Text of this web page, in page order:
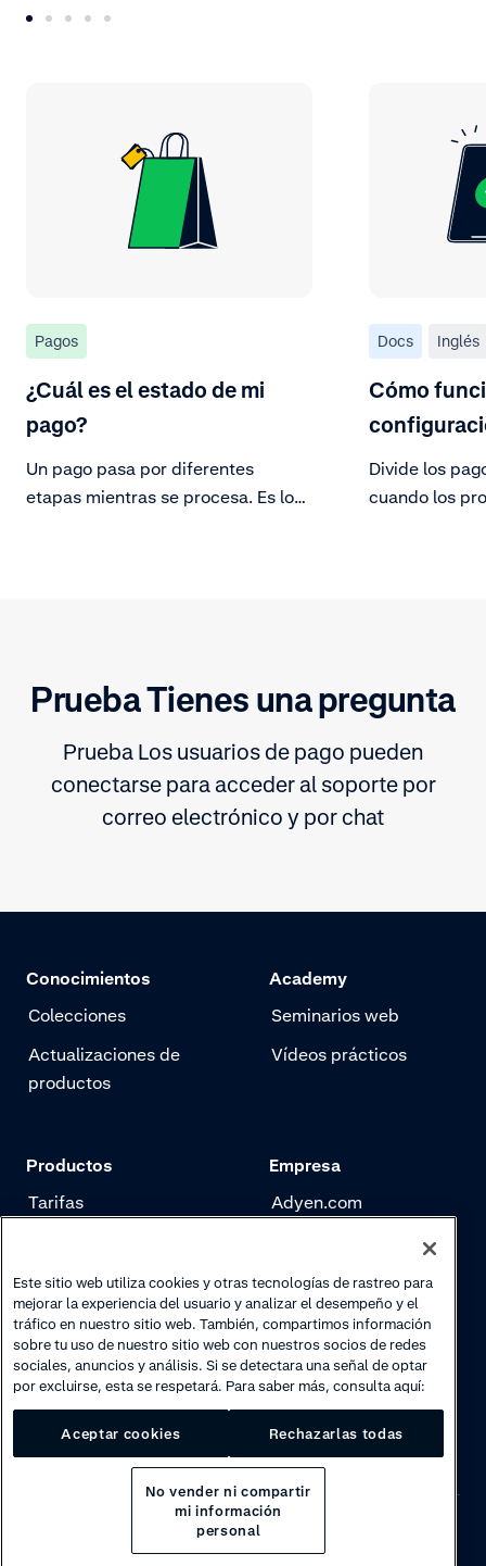
Pagos
¿Cuál es el estado de mi
pago?
Un pago pasa por diferentes
etapas mientras se procesa. Es lo
Docs Inglés
Cómo
Divide los
cuando los
Prueba Tienes una pregunta
Prueba Los usuarios de pago pueden
conectarse para acceder al soporte por
correo electrónico y por chat
Conocimientos
Colecciones
Actualizaciones de
productos
Academy
Seminarios web
Vídeos prácticos
Productos
Tarifas
Gestión de riesgo
Authentication
Empresa
Adyen.com
Newsletter
Trabaja con nosotros
Disclaimer ·© 2026 Adyen
Este sitio web utiliza cookies y otras tecnologías de rastreo para
mejorar la experiencia del usuario y analizar el desempeño y el
tráfico en nuestro sitio web. También, compartimos información
sobre tu uso de nuestro sitio web con nuestros socios de redes
sociales, anuncios y análisis. Si se detectara una señal de optar
por excluirse, esta se respetará. Para saber más, consulta aquí:
Aceptar cookies Rechazarlas todas
No vender ni compartir
mi información
personal